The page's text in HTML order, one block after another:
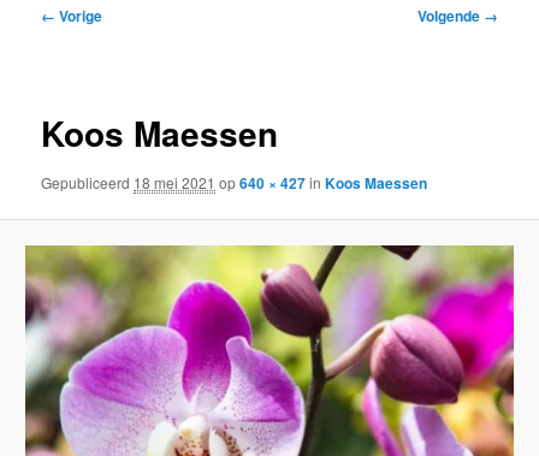
Afbeeldingsnavigatie
← Vorige Volgende →
Koos Maessen
Gepubliceerd 18 mei 2021 op640 × 427inKoos Maessen